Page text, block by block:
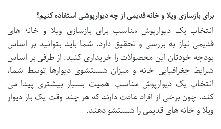
برای بازسازی ویلا و خانه قدیمی از چه دیوارپوشی استفاده کنیم؟
انتخاب یک دیوارپوش مناسب برای بازسازی ویلا و خانه های
قدیمی نیاز به بررسی و تحقیق دارد. شما باید بتوانید بر اساس
بودجه خودتان این محصولات را خریداری کنید. از طرفی بر اساس
شرایط جغرافیایی خانه و میزان شستشوی دیوارها توسط شما،
انتخاب یک دیوارپوش مناسب اهمیت بسیار بیشتری پیدا می
کند. چون برخی از افراد عادت دارند که هر چند وقت یک بار دیوار
ویلا و خانه های قدیمی را شستشو دهند.